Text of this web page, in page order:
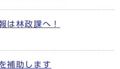
は林政課へ！
補助します